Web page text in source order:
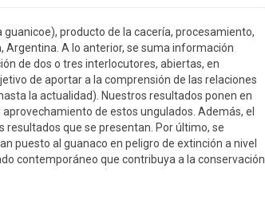
producto de la cacería, procesamiento,
Argentina. A lo anterior, se suma información
de dos o tres interlocutores, abiertas, en
de aportar a la comprensión de las relaciones
la actualidad). Nuestros resultados ponen en
de estos ungulados. Además, el
resultados que se presentan. Por último, se
puesto al guanaco en peligro de extinción a nivel
contemporáneo que contribuya a la conservación